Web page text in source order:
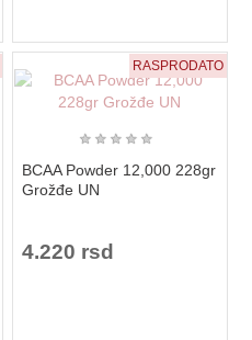
RASPRODATO
★ ★ ★ ★ ★
BCAA Powder 12,000 228gr
Grožđe UN
4.220 rsd